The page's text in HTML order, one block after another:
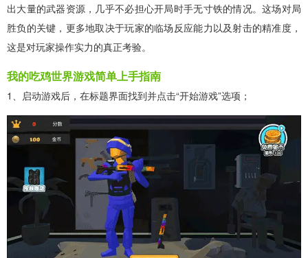
出大量的武器资源，几乎不必担心开局时手无寸铁的情况。这场对局
胜负的关键，更多地取决于玩家的临场反应能力以及射击的精准度，
这是对玩家操作实力的真正考验。
我的吃鸡世界游戏简单上手指南
1、启动游戏后，在标题界面找到并点击“开始游戏”选项；